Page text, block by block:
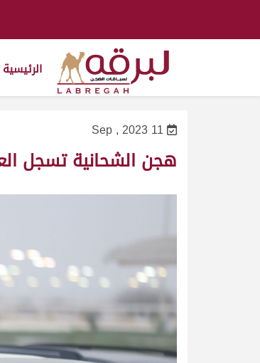
الرئيسية
11 Sep , 2023
هجن الشحانية تسجل